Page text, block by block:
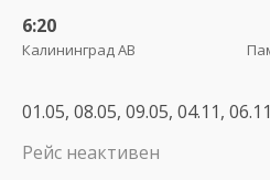
6:20
Калининград АВ
01.05, 08.05, 09.05, 04.11, 06.11
Рейс неактивен